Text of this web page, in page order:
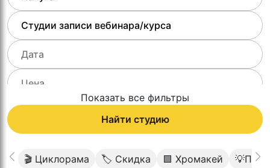
Показать все фильтры
Найти студию
🎬 Циклорама 🏷 Скидка 🟩 Хромакей